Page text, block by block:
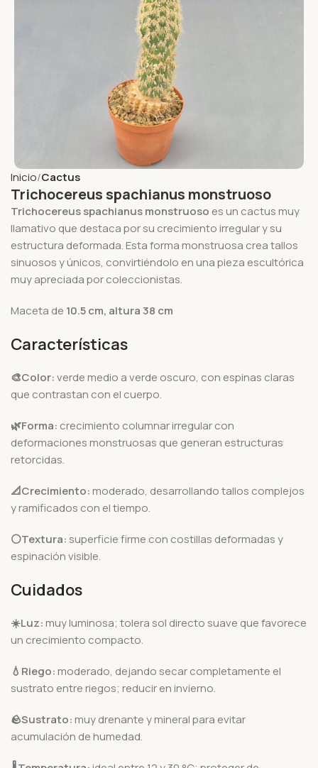
Inicio Cactus
Trichocereus spachianus monstruoso
Trichocereus spachianus monstruoso es un cactus muy
llamativo que destaca por su crecimiento irregular y su
estructura deformada. Esta forma monstruosa crea tallos
sinuosos y únicos, convirtiéndolo en una pieza escultórica
muy apreciada por coleccionistas.
Maceta de 10.5cm, altura 38 cm
Características
🎨Color:verde medio a verde oscuro, con espinas claras
que contrastan con el cuerpo.
🌿Forma: crecimiento columnar irregular con
deformaciones monstruosas que generan estructuras
retorcidas.
📐Crecimiento: moderado, desarrollando tallos complejos
y ramificados con el tiempo.
⚪Textura: superficie firme con costillas deformadas y
espinación visible.
Cuidados
☀️Luz: muy luminosa; tolera sol directo suave que favorece
un crecimiento compacto.
💧Riego: moderado, dejando secar completamente el
sustrato entre riegos; reducir en invierno.
🪨Sustrato: muy drenante y mineral para evitar
acumulación de humedad.